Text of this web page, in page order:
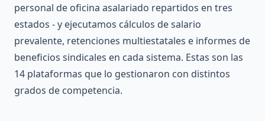
personal de oficina asalariado repartidos en tres
estados - y ejecutamos cálculos de salario
prevalente, retenciones multiestatales e informes de
beneficios sindicales en cada sistema. Estas son las
14 plataformas que lo gestionaron con distintos
grados de competencia.